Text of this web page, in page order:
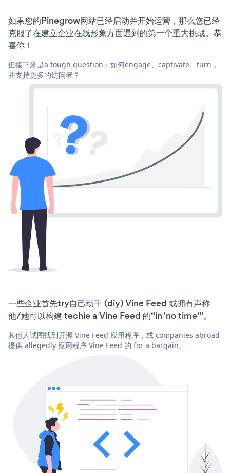
如果您的Pinegrow网站已经启动并开始运营，那么您已经
克服了在建立企业在线形象方面遇到的第一个重大挑战。恭
喜你！
但接下来是a tough question：如何engage、captivate、turn，
并支持更多的访问者？
一些企业首先try自己动手 (diy) Vine Feed 或拥有声称
他/她可以构建 techie a Vine Feed 的“in 'no time'”。
其他人试图找到开源 Vine Feed 应用程序，或 companies abroad
提供 allegedly 应用程序 Vine Feed 的 for a bargain。